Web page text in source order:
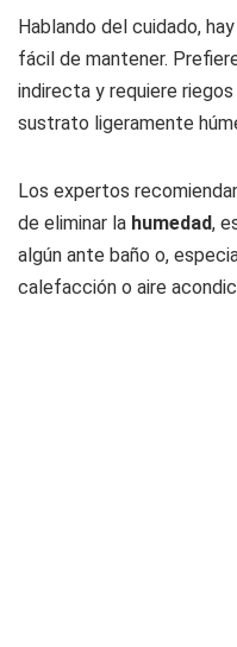
Hablando del cuidado,
fácil de mantener.
indirecta y requiere
sustrato ligeramente
Los expertos
de eliminar la humedad,
algún ante baño o,
calefacción o aire